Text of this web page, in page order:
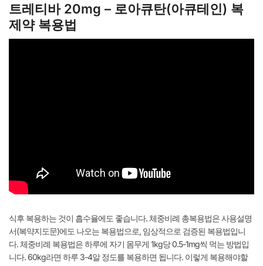
트레티바 20mg – 로아큐탄(아큐테인) 복
제약 복용법
식후 복용하는 것이 흡수율에도 좋습니다. 체중비례 총복용법은 사용설명
서(복약지도문)에도 나오는 복용법으로, 임상적으로 검증된 복용법입니
다. 체중비례 복용법은 하루에 자기 몸무게 1kg당 0.5-1mg씩 먹는 방법입
니다. 60kg라면 하루 3-4알 정도를 복용하면 됩니다. 이렇게 복용해야할